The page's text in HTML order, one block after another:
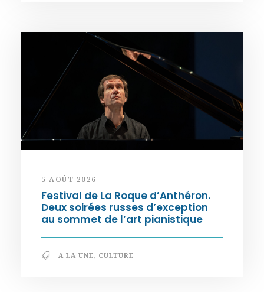
5 AOÛT 2026
Festival de La Roque d’Anthéron.
Deux soirées russes d’exception
au sommet de l’art pianistique
A LA UNE, CULTURE